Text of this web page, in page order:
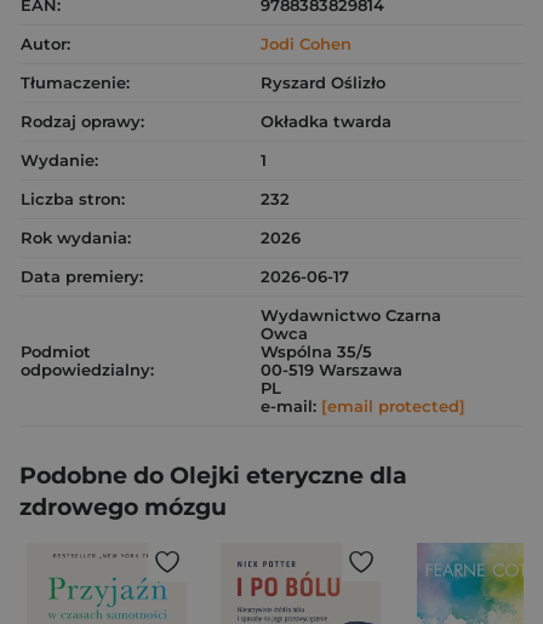
EAN:
9788383829814
Autor:
Jodi Cohen
Tłumaczenie:
Ryszard Oślizło
Rodzaj oprawy:
Okładka twarda
Wydanie:
1
Liczba stron:
232
Rok wydania:
2026
Data premiery:
2026-06-17
Podmiot
odpowiedzialny:
Wydawnictwo Czarna
Owca
Wspólna 35/5
00-519 Warszawa
PL
e-mail: [email protected]
Podobne do Olejki eteryczne dla
zdrowego mózgu